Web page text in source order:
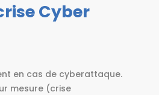
Cyber
en cas de cyberattaque.
mesure (crise